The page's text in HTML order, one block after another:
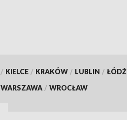
/ KIELCE / KRAKÓW / LUBLIN / ŁÓDŹ
WARSZAWA / WROCŁAW